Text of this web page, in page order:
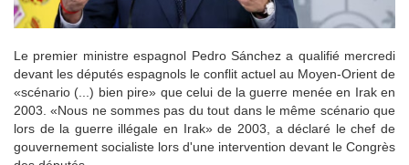
Le premier ministre espagnol Pedro Sánchez a qualifié mercredi
devant les députés espagnols le conflit actuel au Moyen-Orient de
«scénario (...) bien pire» que celui de la guerre menée en Irak en
2003. «Nous ne sommes pas du tout dans le même scénario que
lors de la guerre illégale en Irak» de 2003, a déclaré le chef de
gouvernement socialiste lors d'une intervention devant le Congrès